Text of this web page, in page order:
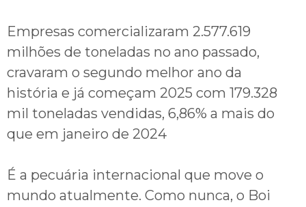
Empresas comercializaram 2.577.619
milhões de toneladas no ano passado,
cravaram o segundo melhor ano da
história e já começam 2025 com 179.328
mil toneladas vendidas, 6,86% a mais do
que em janeiro de 2024
É a pecuária internacional que move o
mundo atualmente. Como nunca, o Boi